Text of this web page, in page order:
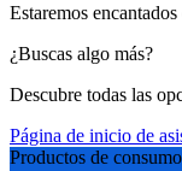
Estaremos
¿Buscas algo más?
Descubre todas las
Página de inicio de
Productos de consumo